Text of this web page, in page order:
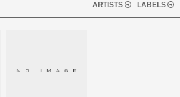
ARTISTS LABELS